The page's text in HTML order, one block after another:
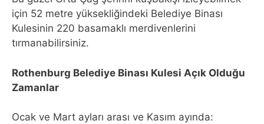
için 52 metre yüksekliğindeki Belediye Binası
Kulesinin 220 basamaklı merdivenlerini
tırmanabilirsiniz.
Rothenburg Belediye Binası Kulesi Açık Olduğu
Zamanlar
Ocak ve Mart ayları arası ve Kasım ayında: